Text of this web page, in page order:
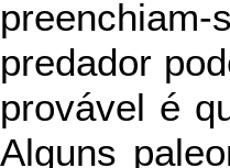
predador
provável é
Alguns